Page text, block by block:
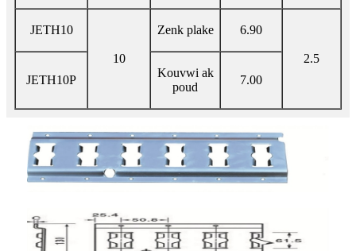
JETH10
10
Zenk plake 6.90
2.5
JETH10P
Kouvwi ak
poud
7.00